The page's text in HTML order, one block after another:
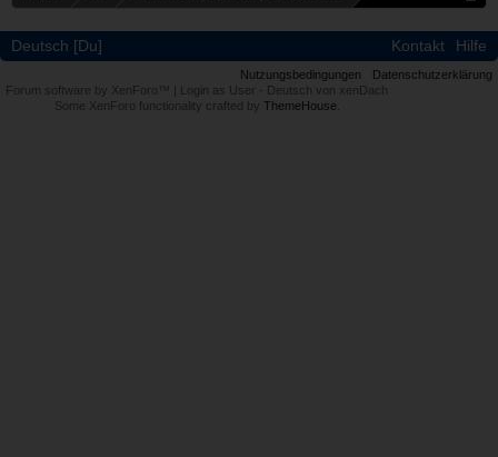
Deutsch [Du] Kontakt Hilfe
Nutzungsbedingungen
Datenschutzerklärung
Forum software by XenForo™
Login as User - Deutsch von xenDach
Some XenForo functionality crafted by ThemeHouse.